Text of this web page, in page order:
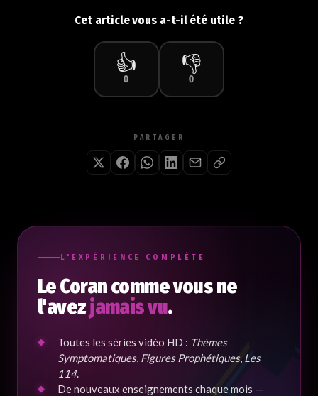
Cet article vous a-t-il été utile ?
👍
0
👎
0
PARTAGER
L'EXPÉRIENCE COMPLÈTE
Le Coran comme vous ne
l'avezjamais vu.
Toutes les séries vidéo HD : Thèmes
Symptomatiques, Figures Prophétiques, Les
114.
De nouveaux enseignements chaque mois —